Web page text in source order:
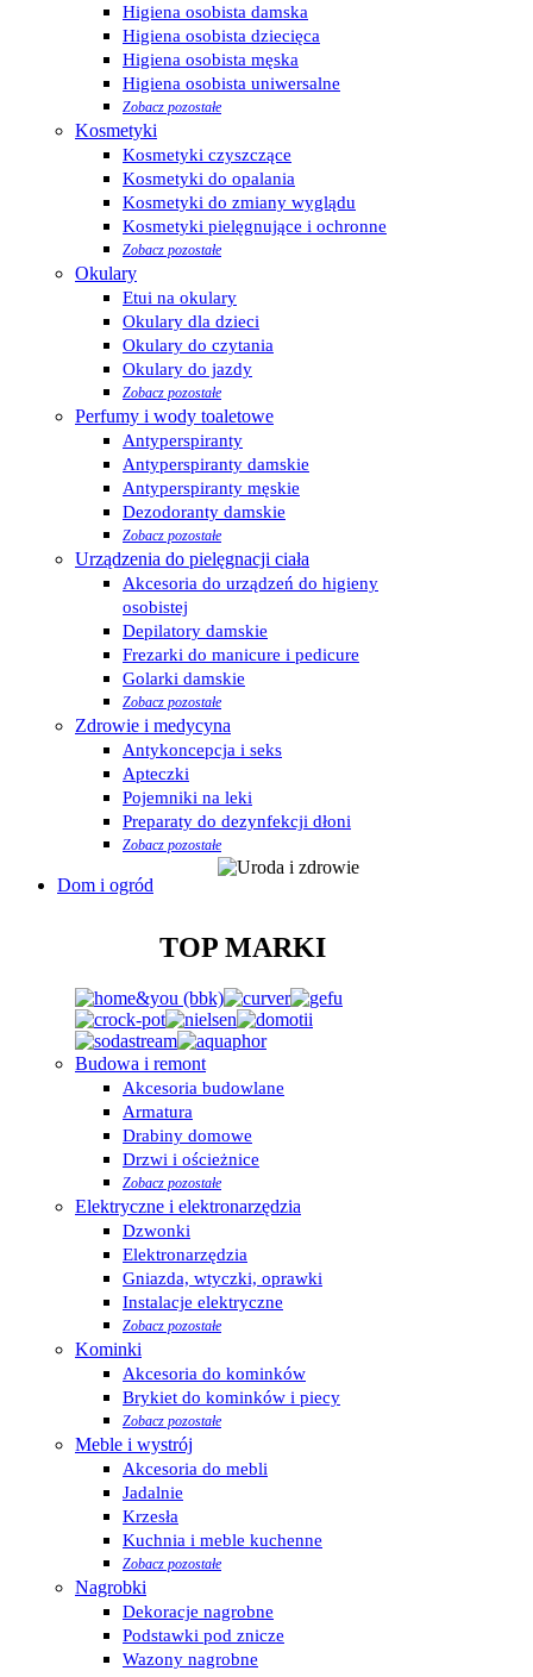
Higiena osobista damska
Higiena osobista dziecięca
Higiena osobista męska
Higiena osobista uniwersalne
Zobacz pozostałe
Kosmetyki
Kosmetyki czyszczące
Kosmetyki do opalania
Kosmetyki do zmiany wyglądu
Kosmetyki pielęgnujące i ochronne
Zobacz pozostałe
Okulary
Etui na okulary
Okulary dla dzieci
Okulary do czytania
Okulary do jazdy
Zobacz pozostałe
Perfumy i wody toaletowe
Antyperspiranty
Antyperspiranty damskie
Antyperspiranty męskie
Dezodoranty damskie
Zobacz pozostałe
Urządzenia do pielęgnacji ciała
Akcesoria do urządzeń do higieny
osobistej
Depilatory damskie
Frezarki do manicure i pedicure
Golarki damskie
Zobacz pozostałe
Zdrowie i medycyna
Antykoncepcja i seks
Apteczki
Pojemniki na leki
Preparaty do dezynfekcji dłoni
Zobacz pozostałe
Dom i ogród
TOP MARKI
Budowa i remont
Akcesoria budowlane
Armatura
Drabiny domowe
Drzwi i ościeżnice
Zobacz pozostałe
Elektryczne i elektronarzędzia
Dzwonki
Elektronarzędzia
Gniazda, wtyczki, oprawki
Instalacje elektryczne
Zobacz pozostałe
Kominki
Akcesoria do kominków
Brykiet do kominków i piecy
Zobacz pozostałe
Meble i wystrój
Akcesoria do mebli
Jadalnie
Krzesła
Kuchnia i meble kuchenne
Zobacz pozostałe
Nagrobki
Dekoracje nagrobne
Podstawki pod znicze
Wazony nagrobne